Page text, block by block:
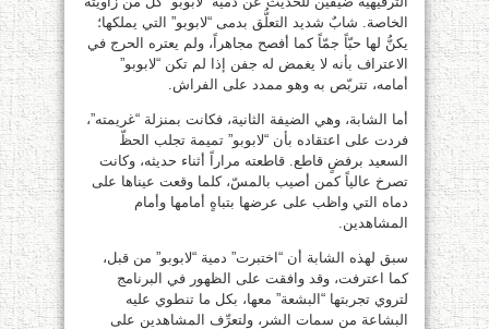
الخاصة. شابٌ شديد التعلُّق بدمى “لابوبو” التي يملكها؛
يكنُّ لها حبّاً جمّاً كما أفصح مجاهراً، ولم يعتره الحرج في
الاعتراف بأنه لا يغمض له جفن إذا لم تكن “لابوبو”
أمامه، تتربّص به وهو ممدد على الفراش.
أما الشابة، وهي الضيفة الثانية، فكانت بمنزلة “غريمته”،
فردت على اعتقاده بأن “لابوبو” تميمة تجلب الحظّ
السعيد برفضٍ قاطع. قاطعته مراراً أثناء حديثه، وكانت
تصرخ عالياً كمن أصيب بالمسّ، كلما وقعت عيناها على
دماه التي واظب على عرضها بتباهٍ أمامها وأمام
المشاهدين.
سبق لهذه الشابة أن “اختبرت” دمية “لابوبو” من قبل،
كما اعترفت، وقد وافقت على الظهور في البرنامج
لتروي تجربتها “البشعة” معها، بكل ما تنطوي عليه
البشاعة من سمات الشر، ولتعرِّف المشاهدين على